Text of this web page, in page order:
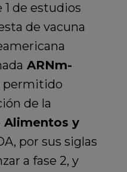
de estudios
de vacuna
ARNm-
permitido
de la
Alimentos y
por sus siglas
a fase 2, y